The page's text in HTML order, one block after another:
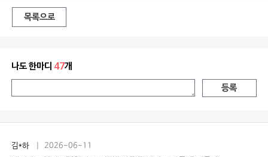
목록으로
나도 한마디 47개
등록
김*하 | 2026-06-11